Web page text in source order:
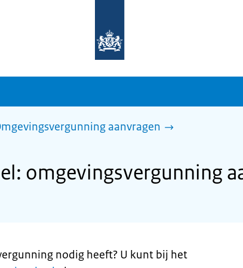
homepage
sdg.rijksoverheid.nl
aanvragen
omgevingsvergunning
nodig heeft? U kunt bij het